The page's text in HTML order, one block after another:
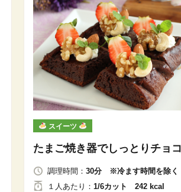
スイーツ
たまご焼き器でしっとりチョ
調理時間： 30分 ※冷ます時間を除く
１人あたり ： 1/6カット 242 kcal